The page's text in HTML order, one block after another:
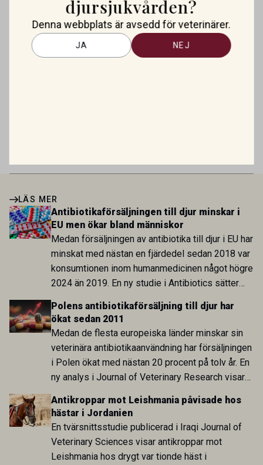
Nytt godkänt läkemedel mot allergisk
dermatit hos hund
LÄS MER
Antibiotikaförsäljningen till djur minskar i
EU men ökar bland människor
Medan försäljningen av antibiotika till djur i EU har
minskat med nästan en fjärdedel sedan 2018 var
konsumtionen inom humanmedicinen något högre
2024 än 2019. En ny studie i Antibiotics sätter
utvecklingen inom de båda sektorerna sida vid
sida och pekar på en obalans i EU:s One Health-
arbete.
Polens antibiotikaförsäljning till djur har
ökat sedan 2011
Medan de flesta europeiska länder minskar sin
veterinära antibiotikaanvändning har försäljningen
i Polen ökat med nästan 20 procent på tolv år. En
ny analys i Journal of Veterinary Research visar
att skillnaden mot lågförbrukarländer som
Sverige är fortsatt stor.
Antikroppar mot Leishmania påvisade hos
hästar i Jordanien
En tvärsnittsstudie publicerad i Iraqi Journal of
Veterinary Sciences visar antikroppar mot
Leishmania hos drygt var tionde häst i
djursjukvården?
Denna webbplats är avsedd för veterinärer.
JA NEJ